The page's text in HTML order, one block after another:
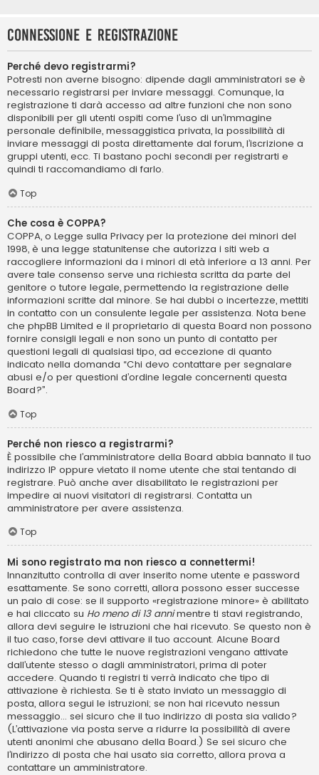
Connessione e registrazione
Perché devo registrarmi?
Potresti non averne bisogno: dipende dagli amministratori se è
necessario registrarsi per inviare messaggi. Comunque, la
registrazione ti darà accesso ad altre funzioni che non sono
disponibili per gli utenti ospiti come l’uso di un’immagine
personale definibile, messaggistica privata, la possibilità di
inviare messaggi di posta direttamente dal forum, l’iscrizione a
gruppi utenti, ecc. Ti bastano pochi secondi per registrarti e
quindi ti raccomandiamo di farlo.
Top
Che cosa è COPPA?
COPPA, o Legge sulla Privacy per la protezione dei minori del
1998, è una legge statunitense che autorizza i siti web a
raccogliere informazioni da i minori di età inferiore a 13 anni. Per
avere tale consenso serve una richiesta scritta da parte del
genitore o tutore legale, permettendo la registrazione delle
informazioni scritte dal minore. Se hai dubbi o incertezze, mettiti
in contatto con un consulente legale per assistenza. Nota bene
che phpBB Limited e il proprietario di questa Board non possono
fornire consigli legali e non sono un punto di contatto per
questioni legali di qualsiasi tipo, ad eccezione di quanto
indicato nella domanda “Chi devo contattare per segnalare
abusi e/o per questioni d’ordine legale concernenti questa
Board?”.
Top
Perché non riesco a registrarmi?
È possibile che l’amministratore della Board abbia bannato il tuo
indirizzo IP oppure vietato il nome utente che stai tentando di
registrare. Può anche aver disabilitato le registrazioni per
impedire ai nuovi visitatori di registrarsi. Contatta un
amministratore per avere assistenza.
Top
Mi sono registrato ma non riesco a connettermi!
Innanzitutto controlla di aver inserito nome utente e password
esattamente. Se sono corretti, allora possono esser successe
un paio di cose: se il supporto «registrazione minore» è abilitato
e hai cliccato su Ho meno di 13 annimentre ti stavi registrando,
allora devi seguire le istruzioni che hai ricevuto. Se questo non è
il tuo caso, forse devi attivare il tuo account. Alcune Board
richiedono che tutte le nuove registrazioni vengano attivate
dall’utente stesso o dagli amministratori, prima di poter
accedere. Quando ti registri ti verrà indicato che tipo di
attivazione è richiesta. Se ti è stato inviato un messaggio di
posta, allora segui le istruzioni; se non hai ricevuto nessun
messaggio... sei sicuro che il tuo indirizzo di posta sia valido?
(L’attivazione via posta serve a ridurre la possibilità di avere
utenti anonimi che abusano della Board.) Se sei sicuro che
l’indirizzo di posta che hai usato sia corretto, allora prova a
contattare un amministratore.